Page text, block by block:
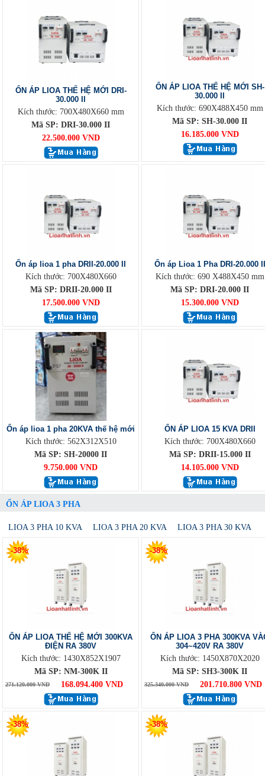
ỔN ÁP LIOA THẾ HỆ MỚI DRI-
30.000 II
Kích thước: 700X480X660 mm
Mã SP: DRI-30.000 II
22.500.000 VND
ỔN ÁP LIOA THẾ HỆ MỚI SH-
30.000 II
Kích thước: 690X488X450 mm
Mã SP: SH-30.000 II
16.185.000 VND
Ổn áp lioa 1 pha DRII-20.000 II
Kích thước: 700X480X660
Mã SP: DRII-20.000 II
17.500.000 VND
Ổn áp Lioa 1 Pha DRI-20.000 II
Kích thước: 690 X488X450 mm
Mã SP: DRI-20.000 II
15.300.000 VND
Ổn áp lioa 1 pha 20KVA thế hệ mới
Kích thước: 562X312X510
Mã SP: SH-20000 II
9.750.000 VND
ỔN ÁP LIOA 15 KVA DRII
Kích thước: 700X480X660
Mã SP: DRII-15.000 II
14.105.000 VND
ỔN ÁP LIOA 3 PHA
LIOA 3 PHA 10 KVA LIOA 3 PHA 20 KVA LIOA 3 PHA 30 KVA
-38%
ỔN ÁP LIOA THẾ HỆ MỚI 300KVA
ĐIỆN RA 380V
Kích thước: 1430X852X1907
Mã SP: NM-300K II
271.120.000 VND 168.094.400 VND
-38%
ỔN ÁP LIOA 3 PHA 300KVA
304~420V RA 380V
Kích thước: 1450X870X2020
Mã SP: SH3-300K II
325.340.000 VND 201.710.800 VND
-38% -38%